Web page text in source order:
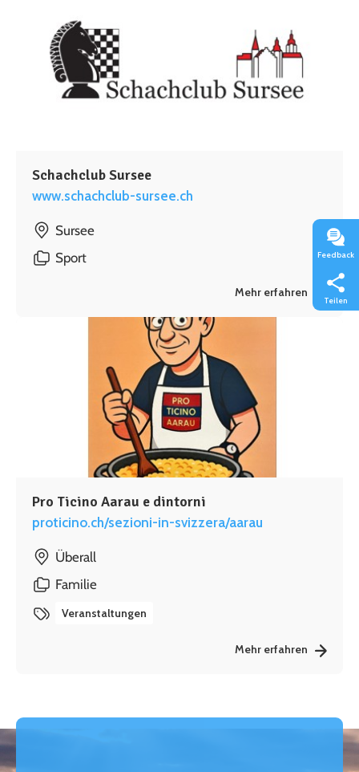
Schachclub Sursee
www.schachclub-sursee.ch
Sursee
Sport
Mehr erfahren
Pro Ticino Aarau e dintorni
proticino.ch/sezioni-in-svizzera/aarau
Überall
Familie
Veranstaltungen
Mehr erfahren
Feedback
Teilen